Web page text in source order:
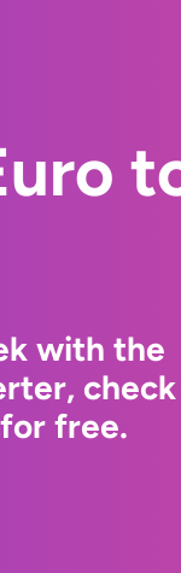
with the
free.